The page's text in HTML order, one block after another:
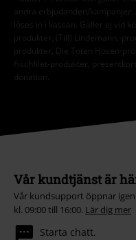
andra erbjudanden/
löses in i kassan. Gäller ej vid
produkter, (Till) Lindemann,-
produkter, Die Toten Hosen-
Fischfilet-produkter,
donation.
Vår kundtjänst är
Vår kundsupport öppnar
kl. 09:00 till 16:00. Lär dig mer
Starta chatt.